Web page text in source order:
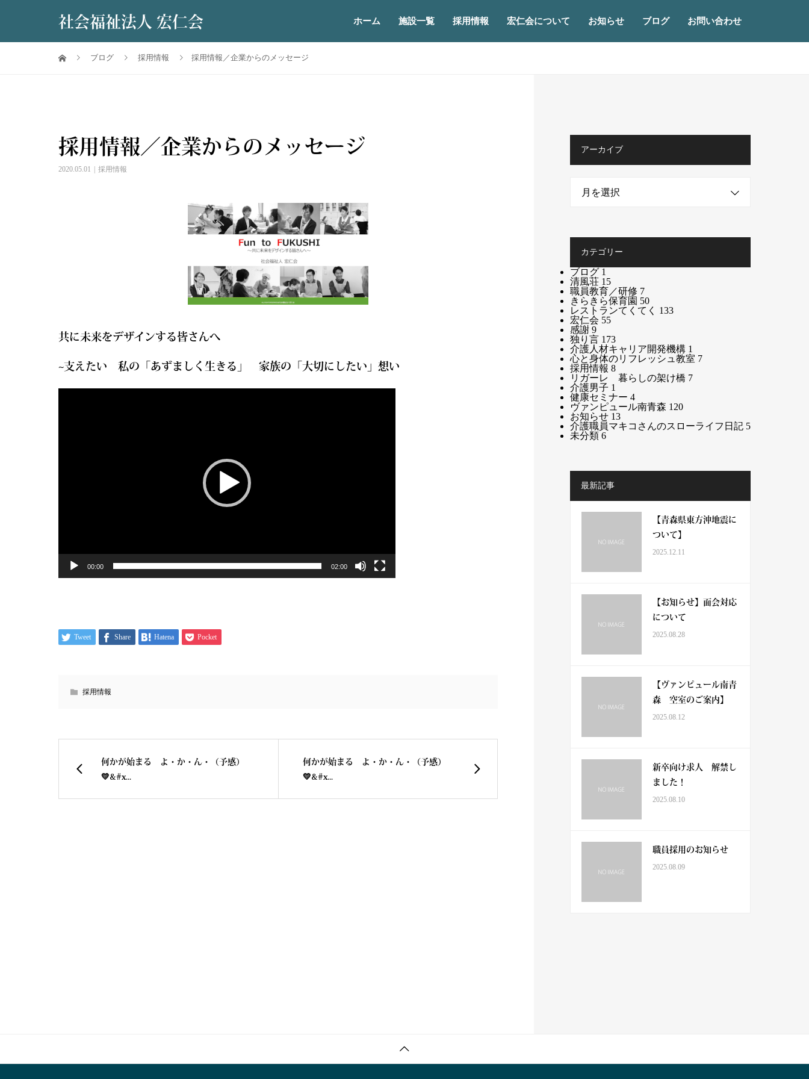
社会福祉法人 宏仁会 ホーム 施設一覧 採用情報 宏仁会について お知らせ ブログ お問い合わせ
ブログ 採用情報 採用情報／企業からのメッセージ
採用情報／企業からのメッセージ
2020.05.01 採用情報
共に未来をデザインする皆さんへ
~支えたい 私の「あずましく生きる」 家族の「大切にしたい」想い
動
00:00 02:00
Tweet Share Hatena Pocket
採用情報
何かが始まる よ・か・ん・（予感）
💛&#x...
何かが始まる よ・か・ん・（予感）
💛&#x...
アーカイブ
月を選択
カテゴリー
ブログ 1
清風荘 15
職員教育／研修 7
きらきら保育園 50
レストランてくてく 133
宏仁会 55
感謝 9
独り言 173
介護人材キャリア開発機構 1
心と身体のリフレッシュ教室 7
採用情報 8
リガーレ 暮らしの架け橋 7
介護男子 1
健康セミナー 4
ヴァンピュール南青森 120
お知らせ 13
介護職員マキコさんのスローライフ日記 5
未分類 6
最新記事
【青森県東方沖地震に
ついて】
2025.12.11
【お知らせ】面会対応
について
2025.08.28
【ヴァンピュール南青
森 空室のご案内】
2025.08.12
新卒向け求人 解禁し
ました！
2025.08.10
職員採用のお知らせ
2025.08.09